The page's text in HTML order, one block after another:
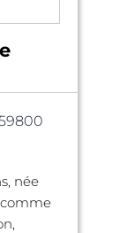
née